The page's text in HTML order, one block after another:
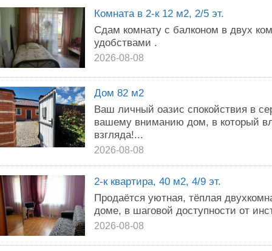
Комната в 2-к 12 м2, 2/5 эт.
Сдам комнату с балконом в двух
удобствами .
2026-08-08
Дом 82 м2
Ваш личный оазис спокойствия в
вашему вниманию дом, в который
взгляда!...
2026-08-08
2-к квартира, 40 м2, 4/9 эт.
Продаётся уютная, тёплая
доме, в шаговой доступности от
2026-08-08